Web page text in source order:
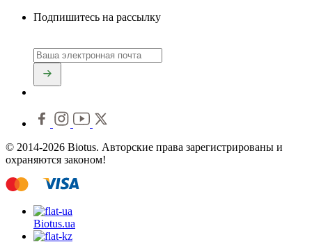
Подпишитесь на рассылку
© 2014-2026 Biotus. Авторские права зарегистрированы и
охраняются законом!
Biotus.ua